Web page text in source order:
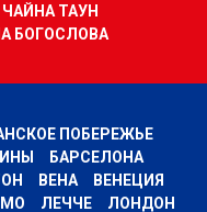
ЧАЙНА ТАУН
БОГОСЛОВА
ПОБЕРЕЖЬЕ
БАРСЕЛОНА
ВЕНА
ВЕНЕЦИЯ
ЛЕЧЧЕ ЛОНДОН